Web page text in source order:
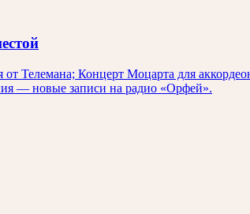
Телемана; Концерт Моцарта для
— новые записи на радио «Орфей».